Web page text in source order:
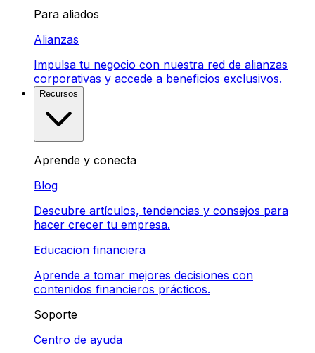
Para aliados
Alianzas
Impulsa tu negocio con nuestra red de alianzas
corporativas y accede a beneficios exclusivos.
Recursos
Aprende y conecta
Blog
Descubre artículos, tendencias y consejos para
hacer crecer tu empresa.
Educacion financiera
Aprende a tomar mejores decisiones con
contenidos financieros prácticos.
Soporte
Centro de ayuda